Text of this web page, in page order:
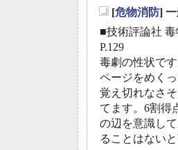
[危物消防]
■技術評論社
P.129
毒劇の性状で
ページをめく
覚え切れなさ
てます。6割得
の辺を意識し
ることはない